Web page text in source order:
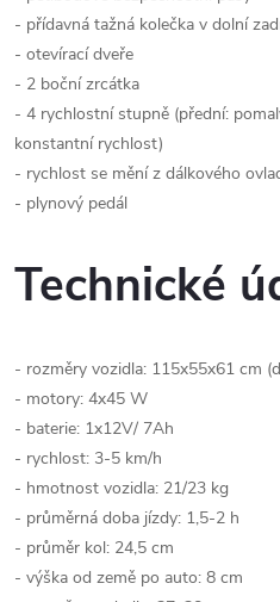
- přídavná tažná kolečka v dolní
- otevírací dveře
- 2 boční zrcátka
- 4 rychlostní stupně (přední:
konstantní rychlost)
- rychlost se mění z dálkového
- plynový pedál
Technické
- rozměry vozidla: 115x55x61 cm
- motory: 4x45 W
- baterie: 1x12V/ 7Ah
- rychlost: 3-5 km/h
- hmotnost vozidla: 21/23 kg
- průměrná doba jízdy: 1,5-2 h
- průměr kol: 24,5 cm
- výška od země po auto: 8 cm